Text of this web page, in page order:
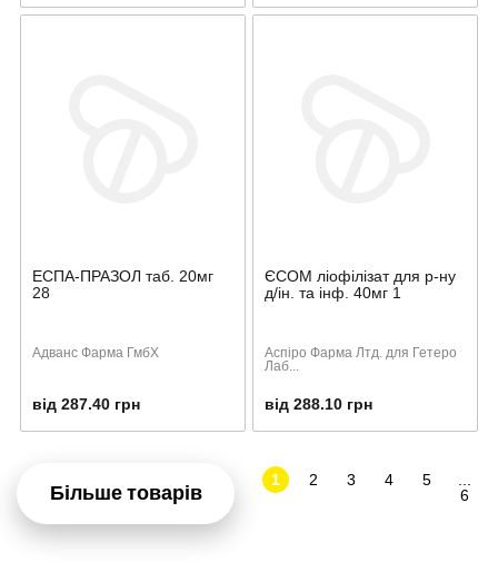
ЕСПА-ПРАЗОЛ таб. 20мг
28
Адванс Фарма ГмбХ
від 287.40 грн
ЄСОМ ліофілізат для р-ну
д/ін. та інф. 40мг 1
Аспіро Фарма Лтд. для Гетеро
Лаб...
від 288.10 грн
Більше товарів
1 2 3 4 5
6